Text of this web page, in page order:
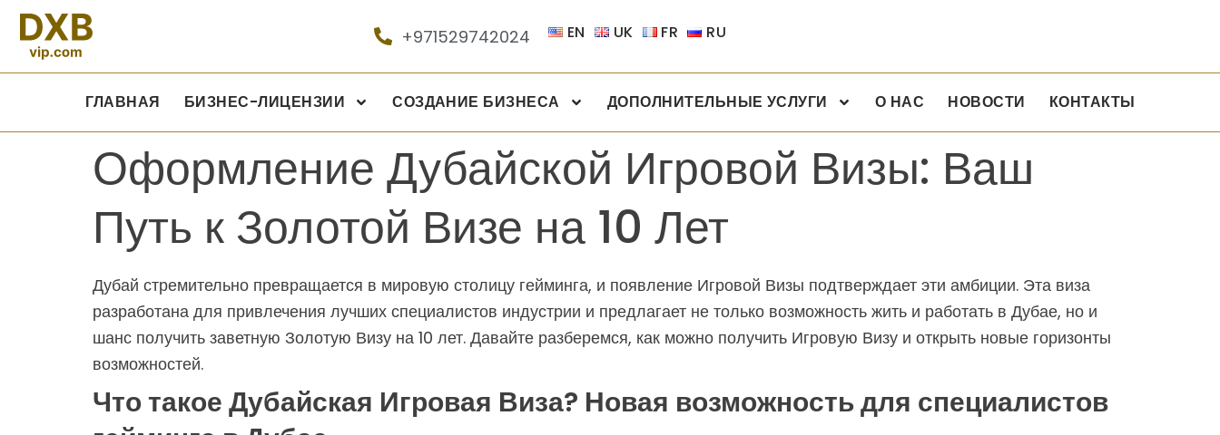
+971529742024 EN UK FR RU
ГЛАВНАЯ БИЗНЕС-ЛИЦЕНЗИИ СОЗДАНИЕ БИЗНЕСА ДОПОЛНИТЕЛЬНЫЕ УСЛУГИ О НАС НОВОСТИ КОНТАКТЫ
Оформление Дубайской Игровой Визы: Ваш
Путь к Золотой Визе на 10 Лет
Дубай стремительно превращается в мировую столицу гейминга, и появление Игровой Визы подтверждает эти амбиции. Эта виза
разработана для привлечения лучших специалистов индустрии и предлагает не только возможность жить и работать в Дубае, но и
шанс получить заветную Золотую Визу на 10 лет. Давайте разберемся, как можно получить Игровую Визу и открыть новые горизонты
возможностей.
Что такое Дубайская Игровая Виза? Новая возможность для специалистов